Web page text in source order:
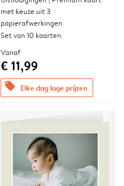
met keuze uit 3
papierafwerkingen
Set van 10 kaarten
Vanaf
€ 11,99
offers Elke dag lage prijzen